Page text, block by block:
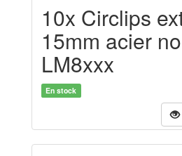
10x Circlips
15mm acier
LM8xxx
En stock